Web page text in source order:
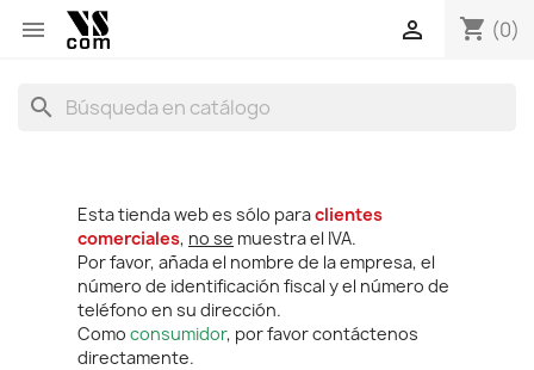
 shopping_cart (0)

search
Esta tienda web es sólo paraclientes
comerciales, no se muestra el IVA.
Por favor, añada el nombre de la empresa, el
número de identificación fiscal y el número de
teléfono en su dirección.
Como consumidor, por favor contáctenos
directamente.